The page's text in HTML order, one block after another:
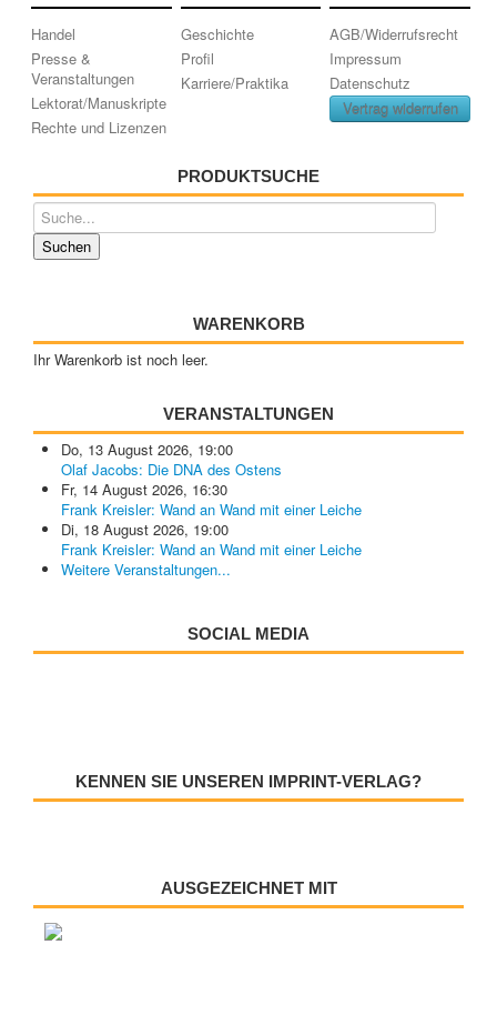
Handel
Presse &
Veranstaltungen
Lektorat/Manuskripte
Rechte und Lizenzen
Geschichte
Profil
Karriere/Praktika
AGB/Widerrufsrecht
Impressum
Datenschutz
Vertrag widerrufen
PRODUKTSUCHE
WARENKORB
Ihr Warenkorb ist noch leer.
VERANSTALTUNGEN
Do, 13 August 2026, 19:00
Olaf Jacobs: Die DNA des Ostens
Fr, 14 August 2026, 16:30
Frank Kreisler: Wand an Wand mit einer Leiche
Di, 18 August 2026, 19:00
Frank Kreisler: Wand an Wand mit einer Leiche
Weitere Veranstaltungen...
SOCIAL MEDIA
KENNEN SIE UNSEREN IMPRINT-VERLAG?
AUSGEZEICHNET MIT